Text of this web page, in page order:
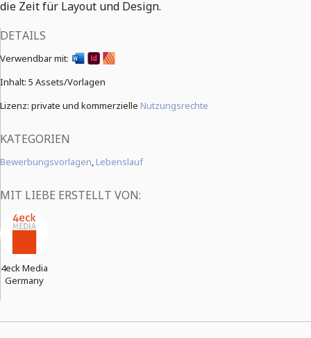
die Zeit für Layout und Design.
DETAILS
Verwendbar mit:
Inhalt: 5 Assets/Vorlagen
Lizenz: private und kommerzielle Nutzungsrechte
KATEGORIEN
Bewerbungsvorlagen, Lebenslauf
MIT LIEBE ERSTELLT VON:
4eck Media
Germany